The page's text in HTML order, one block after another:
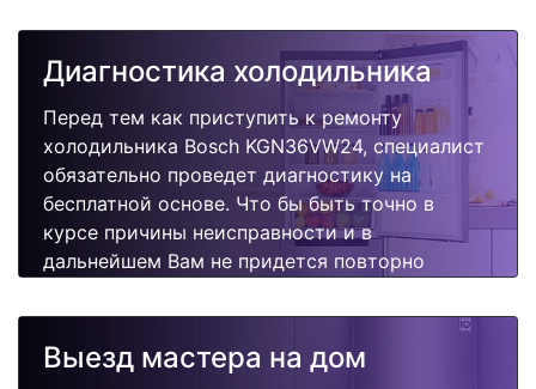
быстро, качественно и недорого.
Диагностика холодильника
Перед тем как приступить к ремонту
холодильника Bosch KGN36VW24, специалист
обязательно проведет диагностику на
бесплатной основе. Что бы быть точно в
курсе причины неисправности и в
дальнейшем Вам не придется повторно
поломок.
Выезд мастера на дом